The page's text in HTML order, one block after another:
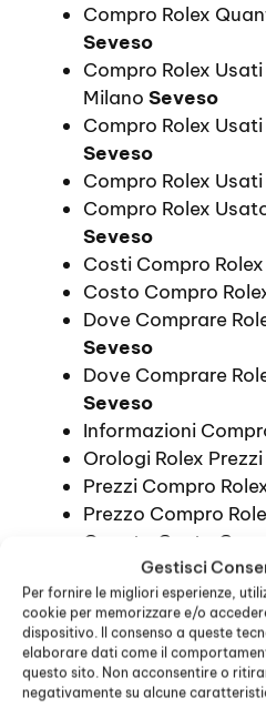
Gestisci
Per fornire le migliori esperienze,
cookie per memorizzare e/o
dispositivo. Il consenso a queste
elaborare dati come il
questo sito. Non acconsentire o
negativamente su alcune
Compro Rolex
Seveso
Compro Rolex
Milano Seveso
Compro Rolex
Seveso
Compro Rolex
Compro Rolex
Seveso
Costi Compro
Costo Compro
Dove Comprare
Seveso
Dove Comprare
Seveso
Informazioni
Orologi Rolex
Prezzi Compro
Prezzo Compro
Quanto Costa
Seveso
Quotazione Orologi
Seveso
Quotazione Orologi
Seveso